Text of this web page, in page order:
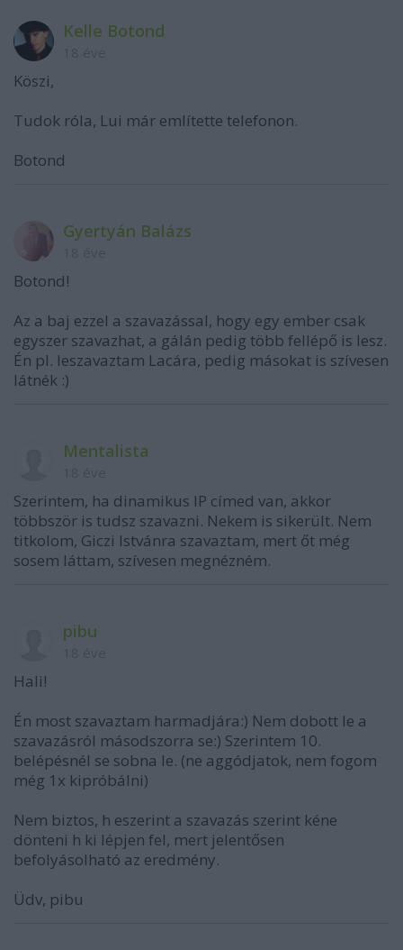
Kelle Botond
Köszi,
Tudok róla, Lui már említette telefonon.
Botond
Gyertyán Balázs
Botond!
Az a baj ezzel a szavazással, hogy egy ember csak
egyszer szavazhat, a gálán pedig több fellépő is lesz.
Én pl. leszavaztam Lacára, pedig másokat is szívesen
látnék :)
Mentalista
Szerintem, ha dinamikus IP címed van, akkor
többször is tudsz szavazni. Nekem is sikerült. Nem
titkolom, Giczi Istvánra szavaztam, mert őt még
sosem láttam, szívesen megnézném.
pibu
Hali!
Én most szavaztam harmadjára:) Nem dobott le a
szavazásról másodszorra se:) Szerintem 10.
belépésnél se sobna le. (ne aggódjatok, nem fogom
még 1x kipróbálni)
Nem biztos, h eszerint a szavazás szerint kéne
dönteni h ki lépjen fel, mert jelentősen
befolyásolható az eredmény.
Üdv, pibu